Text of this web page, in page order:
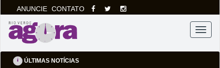
ANUNCIE CONTATO
Menu
ÚLTIMAS NOTÍCIAS